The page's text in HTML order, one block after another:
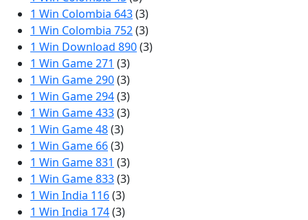
1 Win Colombia 643(3)
1 Win Colombia 752(3)
1 Win Download 890(3)
1 Win Game 271 (3)
1 Win Game 290(3)
1 Win Game 294(3)
1 Win Game 433(3)
1 Win Game 48(3)
1 Win Game 66(3)
1 Win Game 831 (3)
1 Win Game 833(3)
1 Win India 116(3)
1 Win India 174(3)